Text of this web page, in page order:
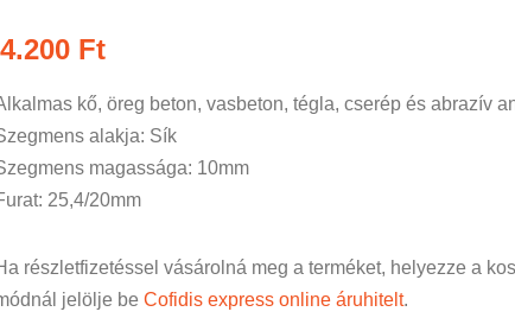
4.200 Ft
kő, öreg beton, vasbeton, tégla, cserép és abrazív
alakja: Sík
magassága: 10mm
25,4/20mm
részletfizetéssel vásárolná meg a terméket, helyezze a
jelölje beCofidis express online áruhitelt.